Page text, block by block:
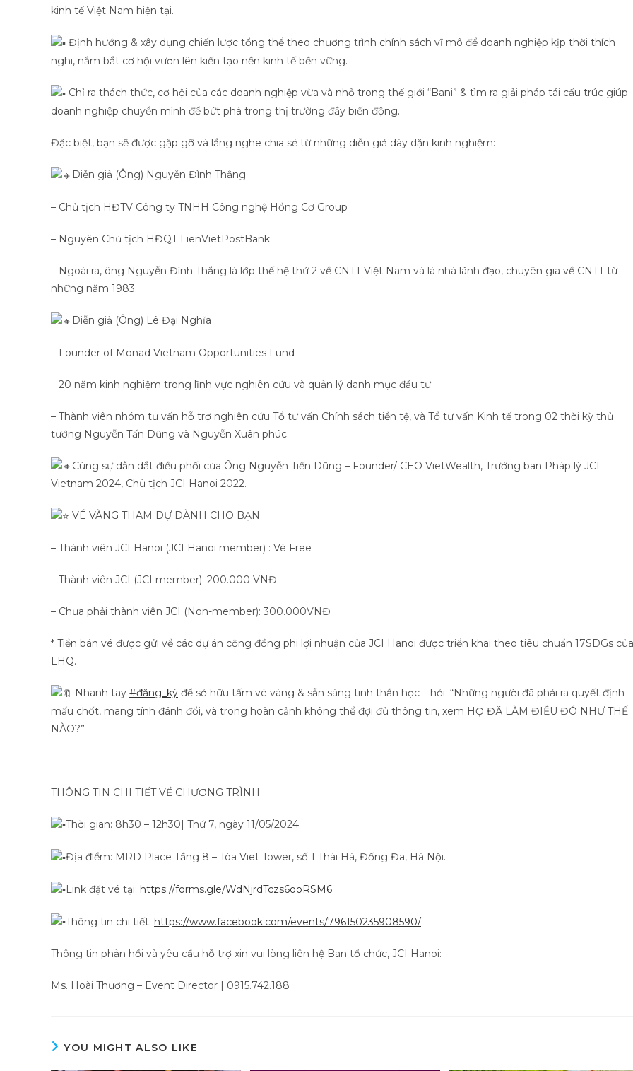
kinh tế Việt Nam hiện tại.
Định hướng & xây dựng chiến lược tổng thể theo chương trình chính sách vĩ mô để doanh nghiệp kịp thời thích
nghi, nắm bắt cơ hội vươn lên kiến tạo nền kinh tế bền vững.
Chỉ ra thách thức, cơ hội của các doanh nghiệp vừa và nhỏ trong thế giới “Bani” & tìm ra giải pháp tái cấu trúc giúp
doanh nghiệp chuyển mình để bứt phá trong thị trường đầy biến động.
Đặc biệt, bạn sẽ được gặp gỡ và lắng nghe chia sẻ từ những diễn giả dày dặn kinh nghiệm:
Diễn giả (Ông) Nguyễn Đình Thắng
– Chủ tịch HĐTV Công ty TNHH Công nghệ Hồng Cơ Group
– Nguyên Chủ tịch HĐQT LienVietPostBank
– Ngoài ra, ông Nguyễn Đình Thắng là lớp thế hệ thứ 2 về CNTT Việt Nam và là nhà lãnh đạo, chuyên gia về CNTT từ
những năm 1983.
Diễn giả (Ông) Lê Đại Nghĩa
– Founder of Monad Vietnam Opportunities Fund
– 20 năm kinh nghiệm trong lĩnh vực nghiên cứu và quản lý danh mục đầu tư
– Thành viên nhóm tư vấn hỗ trợ nghiên cứu Tổ tư vấn Chính sách tiền tệ, và Tổ tư vấn Kinh tế trong 02 thời kỳ thủ
tướng Nguyễn Tấn Dũng và Nguyễn Xuân phúc
Cùng sự dẫn dắt điều phối của Ông Nguyễn Tiến Dũng – Founder/ CEO VietWealth, Trưởng ban Pháp lý JCI
Vietnam 2024, Chủ tịch JCI Hanoi 2022.
VÉ VÀNG THAM DỰ DÀNH CHO BẠN
– Thành viên JCI Hanoi (JCI Hanoi member) : Vé Free
– Thành viên JCI (JCI member): 200.000 VNĐ
– Chưa phải thành viên JCI (Non-member): 300.000VNĐ
* Tiền bán vé được gửi về các dự án cộng đồng phi lợi nhuận của JCI Hanoi được triển khai theo tiêu chuẩn 17SDGs của
LHQ.
Nhanh tay #đăng_ký để sở hữu tấm vé vàng & sẵn sàng tinh thần học – hỏi: “Những người đã phải ra quyết định
mấu chốt, mang tính đánh đổi, và trong hoàn cảnh không thể đợi đủ thông tin, xem HỌ ĐÃ LÀM ĐIỀU ĐÓ NHƯ THẾ
NÀO?”
—————-
THÔNG TIN CHI TIẾT VỀ CHƯƠNG TRÌNH
Thời gian: 8h30 – 12h30| Thứ 7, ngày 11/05/2024.
Địa điểm: MRD Place Tầng 8 – Tòa Viet Tower, số 1 Thái Hà, Đống Đa, Hà Nội.
Link đặt vé tại: https://forms.gle/WdNjrdTczs6ooRSM6
Thông tin chi tiết: https://www.facebook.com/events/796150235908590/
Thông tin phản hồi và yêu cầu hỗ trợ xin vui lòng liên hệ Ban tổ chức, JCI Hanoi:
Ms. Hoài Thương – Event Director | 0915.742.188
YOU MIGHT ALSO LIKE